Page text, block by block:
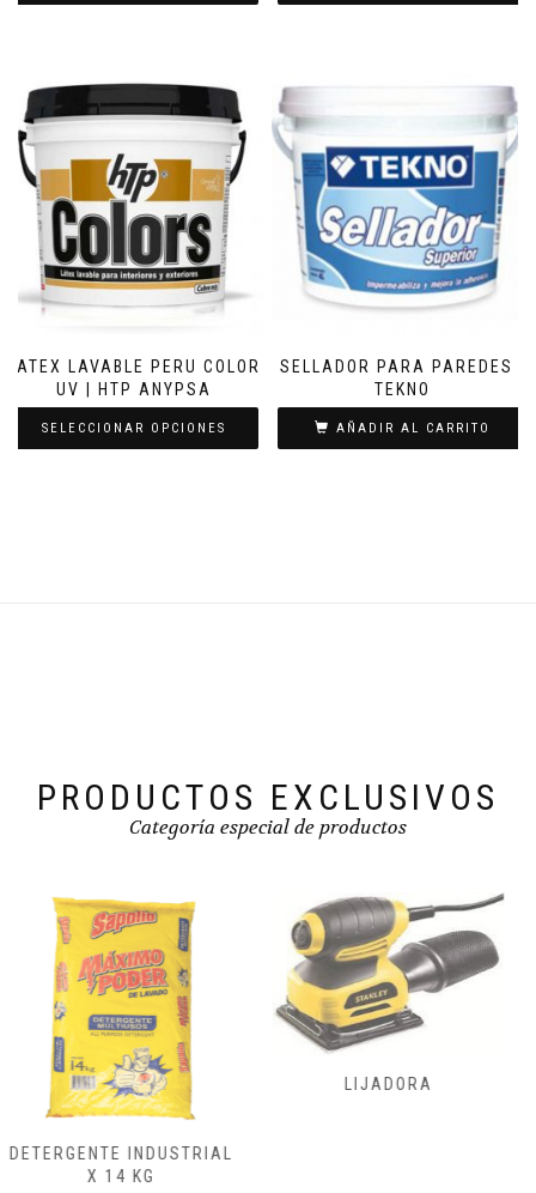
LATEX LAVABLE PERU COLOR
UV | HTP ANYPSA
SELECCIONAR OPCIONES
SELLADOR PARA PAREDES |
TEKNO
AÑADIR AL CARRITO
PRODUCTOS EXCLUSIVOS
Categoría especial de productos
LIJADORA
FRESADORAS,